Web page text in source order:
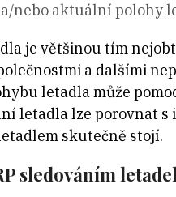
nebo aktuální polohy
je většinou tím
a dalšími
letadla může
letadla lze porovnat s
skutečně stojí.
sledováním